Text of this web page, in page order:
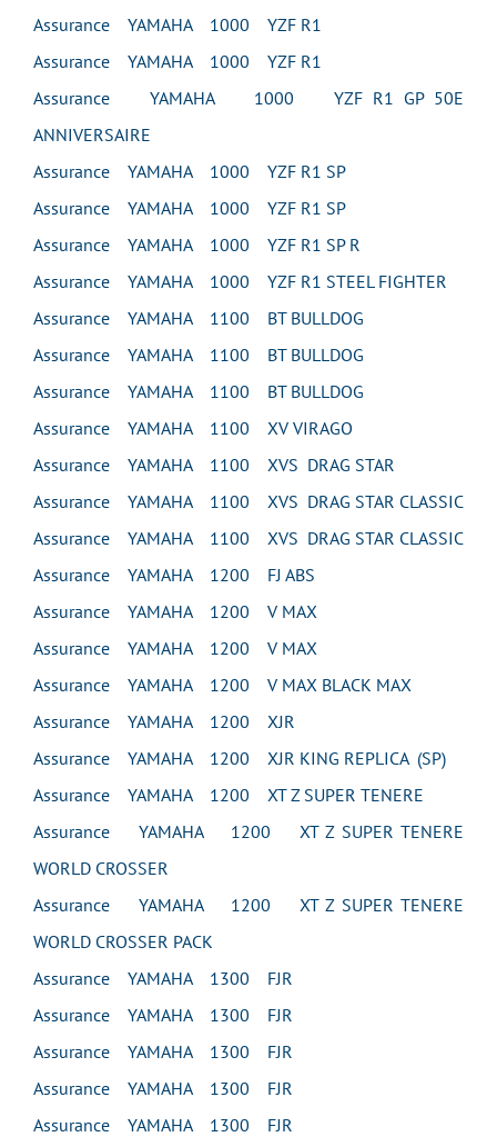
Assurance YAMAHA 1000 YZF R1
Assurance YAMAHA 1000 YZF R1
Assurance YAMAHA 1000 YZF R1 GP 50E
ANNIVERSAIRE
Assurance YAMAHA 1000 YZF R1 SP
Assurance YAMAHA 1000 YZF R1 SP
Assurance YAMAHA 1000 YZF R1 SP R
Assurance YAMAHA 1000 YZF R1 STEEL FIGHTER
Assurance YAMAHA 1100 BT BULLDOG
Assurance YAMAHA 1100 BT BULLDOG
Assurance YAMAHA 1100 BT BULLDOG
Assurance YAMAHA 1100 XV VIRAGO
Assurance YAMAHA 1100 XVS DRAG STAR
Assurance YAMAHA 1100 XVS DRAG STAR CLASSIC
Assurance YAMAHA 1100 XVS DRAG STAR CLASSIC
Assurance YAMAHA 1200 FJ ABS
Assurance YAMAHA 1200 V MAX
Assurance YAMAHA 1200 V MAX
Assurance YAMAHA 1200 V MAX BLACK MAX
Assurance YAMAHA 1200 XJR
Assurance YAMAHA 1200 XJR KING REPLICA (SP)
Assurance YAMAHA 1200 XT Z SUPER TENERE
Assurance YAMAHA 1200 XT Z SUPER TENERE
WORLD CROSSER
Assurance YAMAHA 1200 XT Z SUPER TENERE
WORLD CROSSER PACK
Assurance YAMAHA 1300 FJR
Assurance YAMAHA 1300 FJR
Assurance YAMAHA 1300 FJR
Assurance YAMAHA 1300 FJR
Assurance YAMAHA 1300 FJR